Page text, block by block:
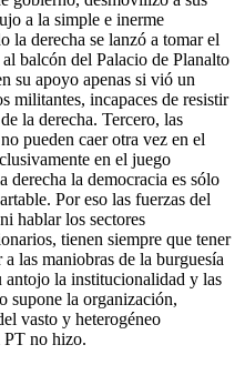
a la simple e inerme
la derecha se lanzó a tomar el
balcón del Palacio de Planalto
su apoyo apenas si vió un
militantes, incapaces de resistir
la derecha. Tercero, las
pueden caer otra vez en el
en el juego
la democracia es sólo
Por eso las fuerzas del
hablar los sectores
tienen siempre que tener
las maniobras de la burguesía
antojo la institucionalidad y las
supone la organización,
vasto y heterogéneo
PT no hizo.